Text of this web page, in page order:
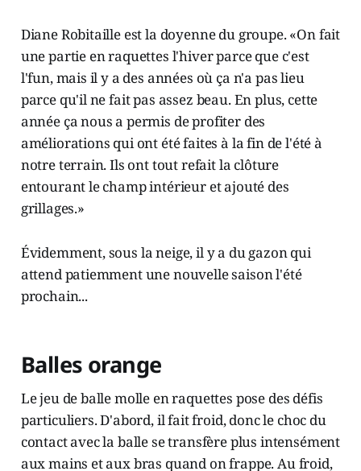
Diane Robitaille est la doyenne du groupe. «On fait
une partie en raquettes l'hiver parce que c'est
l'fun, mais il y a des années où ça n'a pas lieu
parce qu'il ne fait pas assez beau. En plus, cette
année ça nous a permis de profiter des
améliorations qui ont été faites à la fin de l'été à
notre terrain. Ils ont tout refait la clôture
entourant le champ intérieur et ajouté des
grillages.»
Évidemment, sous la neige, il y a du gazon qui
attend patiemment une nouvelle saison l'été
prochain...
Balles orange
Le jeu de balle molle en raquettes pose des défis
particuliers. D'abord, il fait froid, donc le choc du
contact avec la balle se transfère plus intensément
aux mains et aux bras quand on frappe. Au froid,